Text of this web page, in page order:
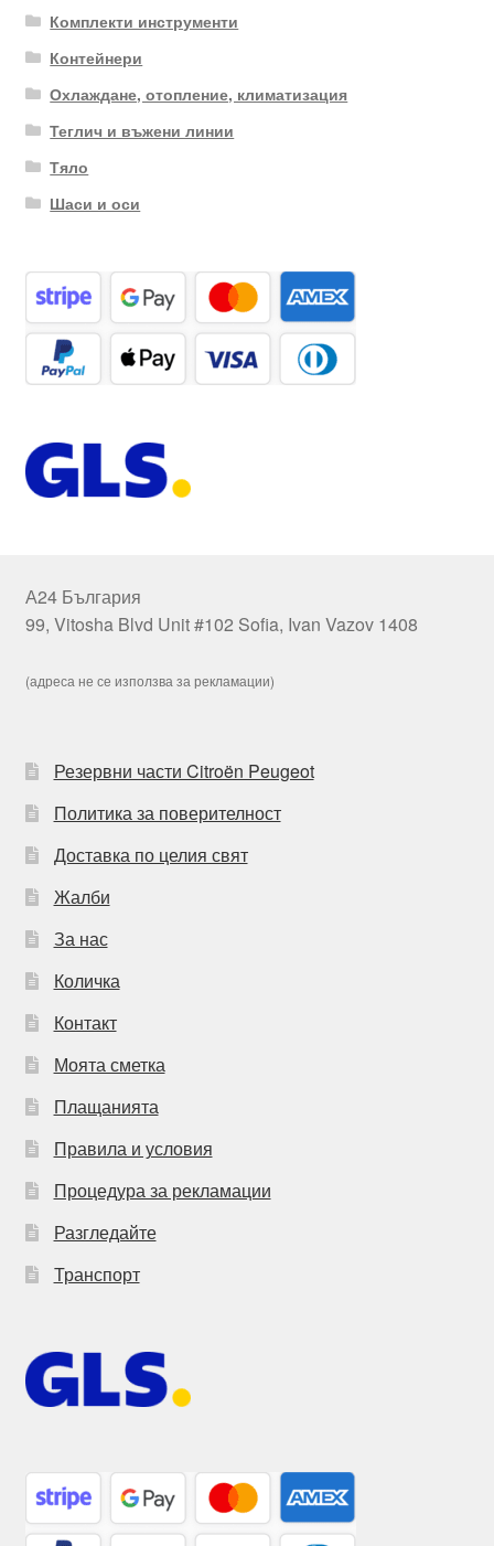
Комплекти инструменти
Контейнери
Охлаждане, отопление, климатизация
Теглич и въжени линии
Тяло
Шаси и оси
А24 България
99, Vitosha Blvd Unit #102 Sofia, Ivan Vazov 1408
(адреса не се използва за рекламации)
Резервни части Citroën Peugeot
Политика за поверителност
Доставка по целия свят
Жалби
За нас
Количка
Контакт
Моята сметка
Плащанията
Правила и условия
Процедура за рекламации
Разгледайте
Транспорт